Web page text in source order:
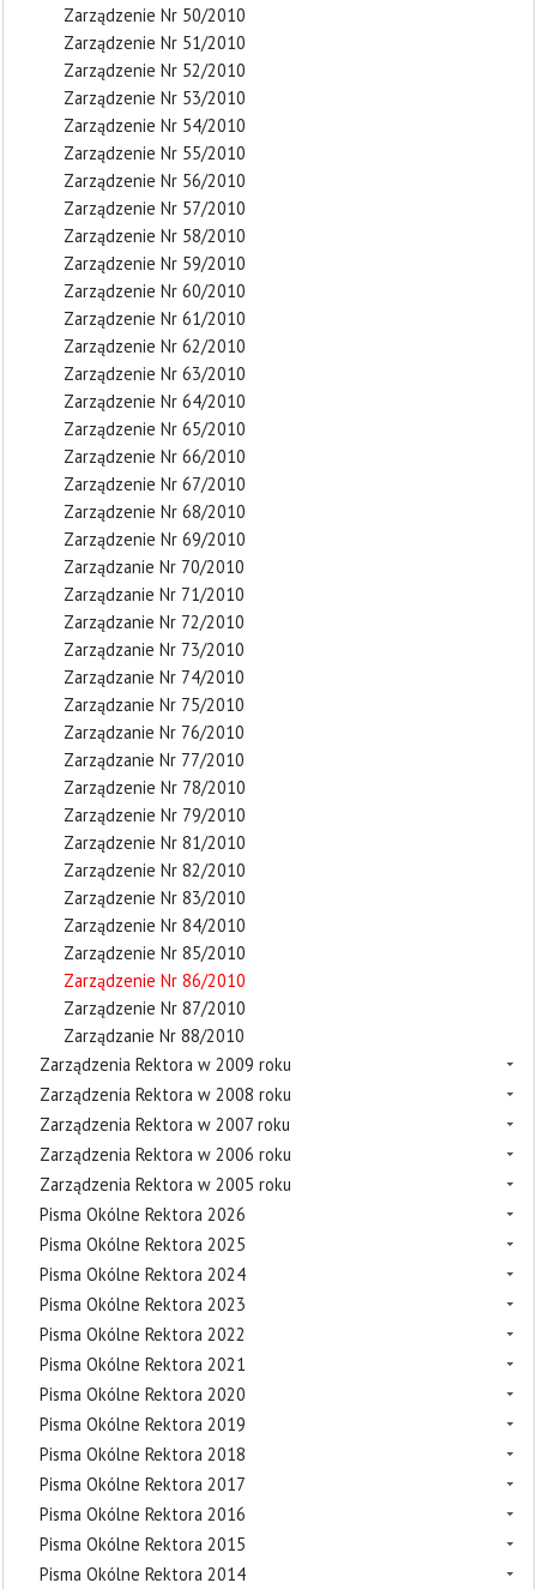
Zarządzenie Nr 50/2010
Zarządzenie Nr 51/2010
Zarządzenie Nr 52/2010
Zarządzenie Nr 53/2010
Zarządzenie Nr 54/2010
Zarządzenie Nr 55/2010
Zarządzenie Nr 56/2010
Zarządzenie Nr 57/2010
Zarządzenie Nr 58/2010
Zarządzenie Nr 59/2010
Zarządzenie Nr 60/2010
Zarządzenie Nr 61/2010
Zarządzenie Nr 62/2010
Zarządzenie Nr 63/2010
Zarządzenie Nr 64/2010
Zarządzenie Nr 65/2010
Zarządzenie Nr 66/2010
Zarządzenie Nr 67/2010
Zarządzenie Nr 68/2010
Zarządzenie Nr 69/2010
Zarządzanie Nr 70/2010
Zarządzanie Nr 71/2010
Zarządzanie Nr 72/2010
Zarządzanie Nr 73/2010
Zarządzanie Nr 74/2010
Zarządzanie Nr 75/2010
Zarządzanie Nr 76/2010
Zarządzanie Nr 77/2010
Zarządzenie Nr 78/2010
Zarządzenie Nr 79/2010
Zarządzenie Nr 81/2010
Zarządzenie Nr 82/2010
Zarządzenie Nr 83/2010
Zarządzenie Nr 84/2010
Zarządzenie Nr 85/2010
Zarządzenie Nr 86/2010
Zarządzenie Nr 87/2010
Zarządzanie Nr 88/2010
Zarządzenia Rektora w 2009 roku
Zarządzenia Rektora w 2008 roku
Zarządzenia Rektora w 2007 roku
Zarządzenia Rektora w 2006 roku
Zarządzenia Rektora w 2005 roku
Pisma Okólne Rektora 2026
Pisma Okólne Rektora 2025
Pisma Okólne Rektora 2024
Pisma Okólne Rektora 2023
Pisma Okólne Rektora 2022
Pisma Okólne Rektora 2021
Pisma Okólne Rektora 2020
Pisma Okólne Rektora 2019
Pisma Okólne Rektora 2018
Pisma Okólne Rektora 2017
Pisma Okólne Rektora 2016
Pisma Okólne Rektora 2015
Pisma Okólne Rektora 2014